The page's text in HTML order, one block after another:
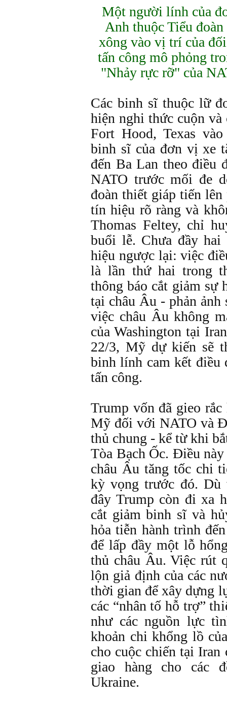
Một người lính của
Anh thuộc Tiểu
xông vào vị trí của
tấn công mô phỏng
"Nhảy rực rỡ" của
Các binh sĩ thuộc lữ
hiện nghi thức cuộn
Fort Hood, Texas
binh sĩ của đơn vị xe
đến Ba Lan theo điều
NATO trước mối đe
đoàn thiết giáp tiến
tín hiệu rõ ràng và
Thomas Feltey, chỉ
buổi lễ. Chưa đầy
hiệu ngược lại: việc
là lần thứ hai trong
thông báo cắt giảm sự
tại châu Âu - phản
việc châu Âu không
của Washington tại
22/3, Mỹ dự kiến sẽ
binh lính cam kết điều
tấn công.
Trump vốn đã gieo
Mỹ đối với NATO và
thủ chung - kể từ khi
Tòa Bạch Ốc. Điều
châu Âu tăng tốc chi
kỳ vọng trước đó. Dù
đây Trump còn đi xa
cắt giảm binh sĩ và
hỏa tiễn hành trình
để lấp đầy một lỗ
thủ châu Âu. Việc rút
lộn giả định của các
thời gian để xây dựng
các “nhân tố hỗ trợ”
như các nguồn lực
khoản chi khổng lồ
cho cuộc chiến tại Iran
giao hàng cho các
Ukraine.